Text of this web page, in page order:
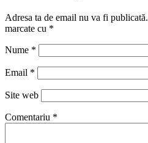
Adresa ta de email nu va fi publicată.
marcate cu *
Nume *
Email *
Site web
Comentariu *